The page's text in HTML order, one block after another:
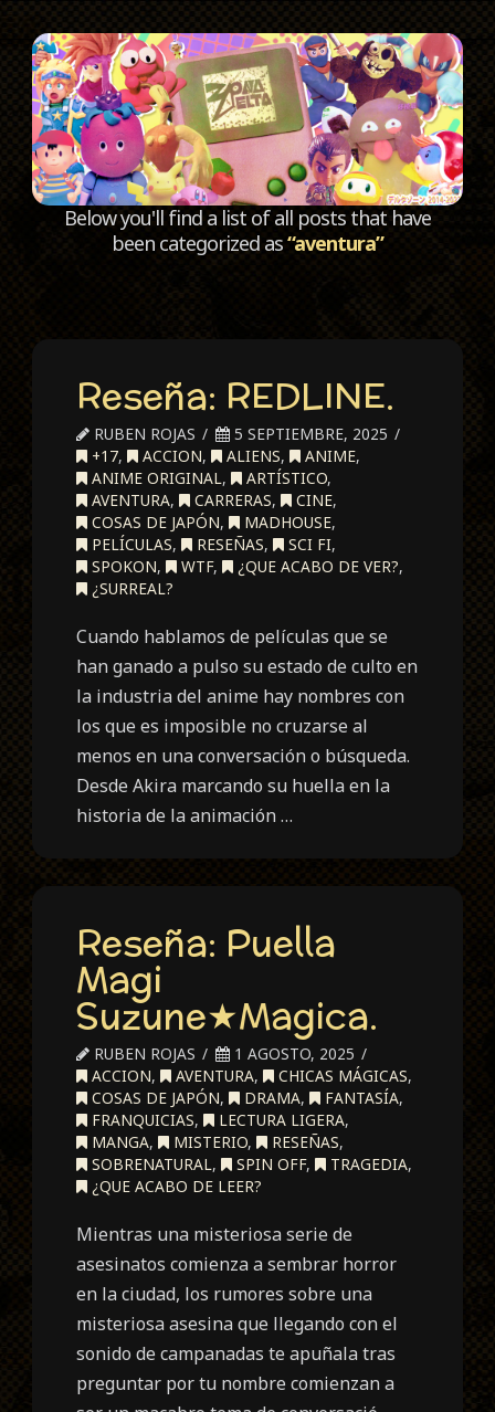
Below you'll find a list of all posts that have
been categorized as“aventura”
Reseña: REDLINE.
RUBEN ROJAS
5 SEPTIEMBRE, 2025
+17, ACCION, ALIENS, ANIME,
ANIME ORIGINAL, ARTÍSTICO,
AVENTURA, CARRERAS, CINE,
COSAS DE JAPÓN, MADHOUSE,
PELÍCULAS, RESEÑAS, SCI FI,
SPOKON, WTF, ¿QUE ACABO DE VER?,
¿SURREAL?
Cuando hablamos de películas que se
han ganado a pulso su estado de culto en
la industria del anime hay nombres con
los que es imposible no cruzarse al
menos en una conversación o búsqueda.
Desde Akira marcando su huella en la
historia de la animación …
Reseña: Puella
Magi
Suzune★Magica.
RUBEN ROJAS
1 AGOSTO, 2025
ACCION, AVENTURA, CHICAS MÁGICAS,
COSAS DE JAPÓN, DRAMA, FANTASÍA,
FRANQUICIAS, LECTURA LIGERA,
MANGA, MISTERIO, RESEÑAS,
SOBRENATURAL, SPIN OFF, TRAGEDIA,
¿QUE ACABO DE LEER?
Mientras una misteriosa serie de
asesinatos comienza a sembrar horror
en la ciudad, los rumores sobre una
misteriosa asesina que llegando con el
sonido de campanadas te apuñala tras
preguntar por tu nombre comienzan a